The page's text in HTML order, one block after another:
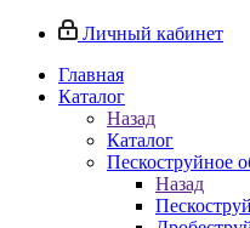
Личный кабинет
Главная
Каталог
Назад
Каталог
Пескоструйное
Назад